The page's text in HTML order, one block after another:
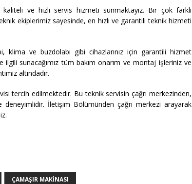
ve hızlı servis hizmeti sunmaktayız. Bir çok farklı
ekiplerimiz sayesinde, en hızlı ve garantili teknik hizmeti
klima ve buzdolabı gibi cihazlarınız için garantili hizmet
ilgili sunacağımız tüm bakım onarım ve montaj işleriniz ve
altındadır.
tercih edilmektedir. Bu teknik servisin çağrı merkezinden,
İletişim Bölümünden çağrı merkezi arayarak
ÇAMAŞIR MAKINASI